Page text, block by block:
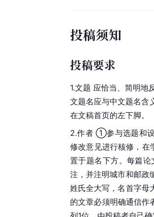
投稿须知
投稿要求
1.文题 应恰当、简明地
文题名应与中文题名含
在文稿首页的左下脚。
2.作者 ①参与选题和
修改意见进行核修，在
置于题名下方。每篇
注，并注明城市和邮政
姓氏全大写，名首字母
的文章必须明确通信作